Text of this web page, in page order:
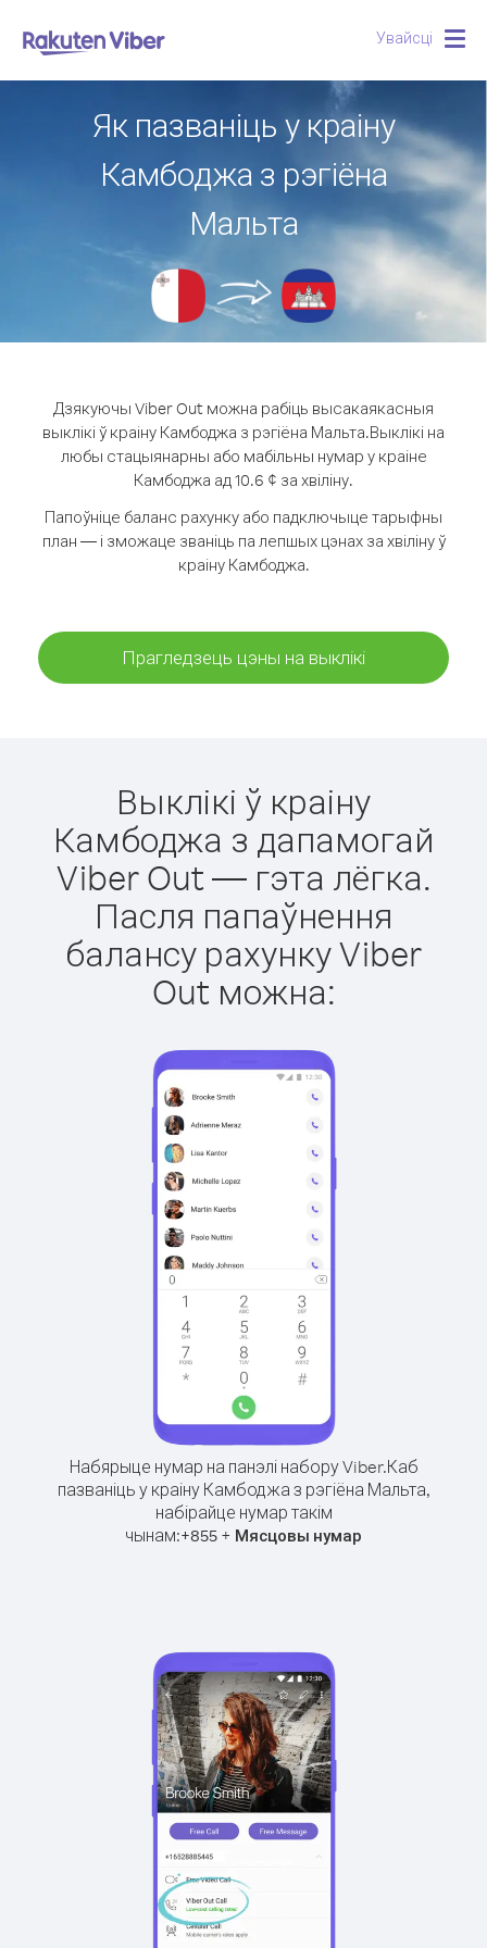
Увайсці
Як пазваніць у краіну
Камбоджа з рэгіёна
Мальта
Дзякуючы Viber Out можна рабіць высакаякасныя
выклікі ў краіну Камбоджа з рэгіёна Мальта.Выклікі на
любы стацыянарны або мабільны нумар у краіне
Камбоджа ад 10.6 ¢ за хвіліну.
Папоўніце баланс рахунку або падключыце тарыфны
план — і зможаце званіць па лепшых цэнах за хвіліну ў
краіну Камбоджа.
Прагледзець цэны на выклікі
Выклікі ў краіну
Камбоджа з дапамогай
Viber Out — гэта лёгка.
Пасля папаўнення
балансу рахунку Viber
Out можна:
Набярыце нумар на панэлі набору Viber.Каб
пазваніць у краіну Камбоджа з рэгіёна Мальта,
набірайце нумар такім
чынам:+855 + Мясцовы нумар